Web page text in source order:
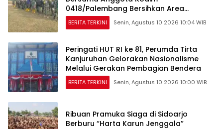
0418/Palembang Bersihkan Area
Kegiatan
BERITA TERKINI Senin, Agustus 10 2026 10:04 WIB
Peringati HUT RI ke 81, Perumda Tirta
Kanjuruhan Gelorakan Nasionalisme
Melalui Gerakan Pembagian Bendera
BERITA TERKINI Senin, Agustus 10 2026 10:00 WIB
Ribuan Pramuka Siaga di Sidoarjo
Berburu “Harta Karun Jenggala”